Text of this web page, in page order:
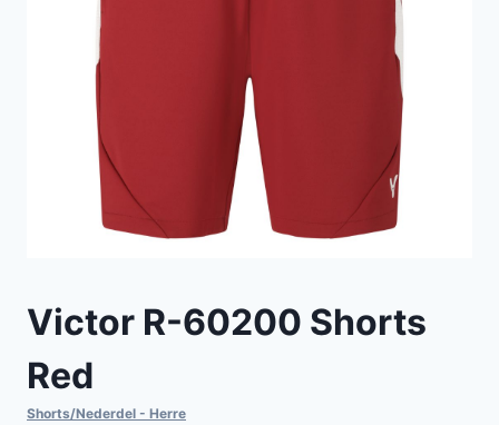
Victor R-60200 Shorts
Red
Shorts/Nederdel - Herre